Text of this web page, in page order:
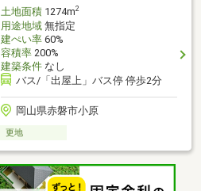
土地面積1274m2
用途地域無指定
建ぺい率60%
容積率200%
建築条件なし
バス/「出屋上」バス停 停歩2分
岡山県赤磐市小原
更地